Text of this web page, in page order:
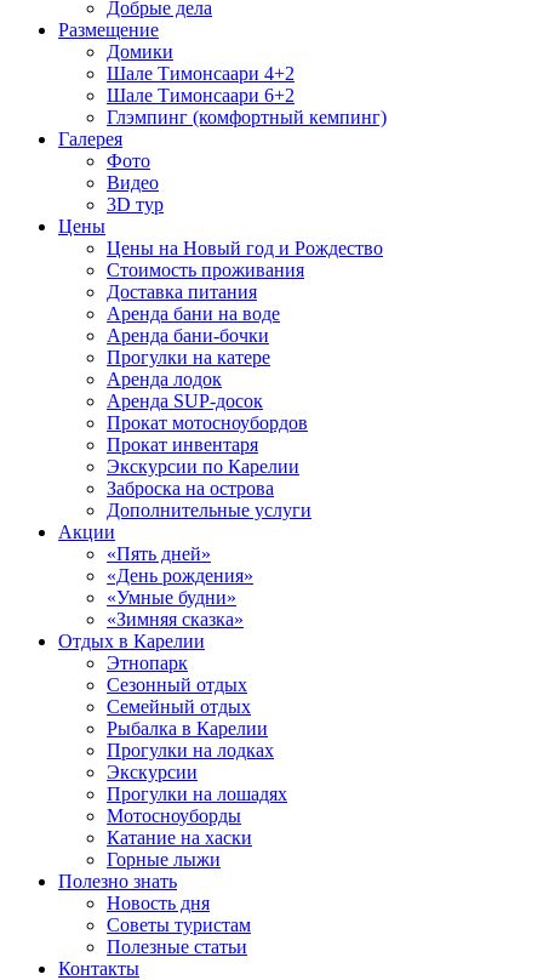
Добрые дела
Размещение
Домики
Шале Тимонсаари 4+2
Шале Тимонсаари 6+2
Глэмпинг (комфортный кемпинг)
Галерея
Фото
Видео
3D тур
Цены
Цены на Новый год и Рождество
Стоимость проживания
Доставка питания
Аренда бани на воде
Аренда бани-бочки
Прогулки на катере
Аренда лодок
Аренда SUP-досок
Прокат мотосноубордов
Прокат инвентаря
Экскурсии по Карелии
Заброска на острова
Дополнительные услуги
Акции
«Пять дней»
«День рождения»
«Умные будни»
«Зимняя сказка»
Отдых в Карелии
Этнопарк
Сезонный отдых
Семейный отдых
Рыбалка в Карелии
Прогулки на лодках
Экскурсии
Прогулки на лошадях
Мотосноуборды
Катание на хаски
Горные лыжи
Полезно знать
Новость дня
Советы туристам
Полезные статьи
Контакты